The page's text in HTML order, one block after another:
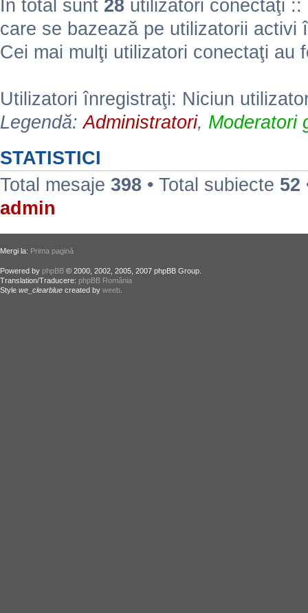
În total sunt 28 utilizatori conectaţi
care se bazează pe utilizatorii activi
Cei mai mulţi utilizatori conectaţi au
Utilizatori înregistraţi: Niciun
Legendă:Administratori, Moderatori
STATISTICI
Total mesaje 398 • Total subiecte 52
admin
Mergi la: Prima pagină
Powered by phpBB © 2000, 2002, 2005, 2007 phpBB Group.
Translation/Traducere: phpBB România
Style we_clearblue created by weeb